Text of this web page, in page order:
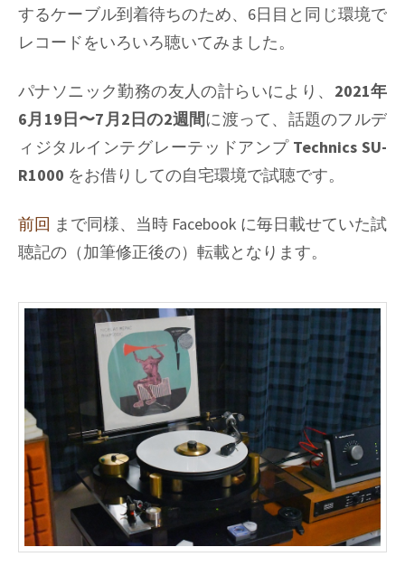
ィ
ジ
フ
ォ
ノ
コ
正
前)
するケーブル到着待ちのため、6日目と同じ環境で
レコードをいろいろ聴いてみました。
パナソニック勤務の友人の計らいにより、 2021年
6月19日〜7月2日の2週間に渡って、話題のフルデ
ィジタルインテグレーテッドアンプ Technics SU-
R1000 をお借りしての自宅環境で試聴です。
前回 まで同様、当時 Facebook に毎日載せていた試
聴記の（加筆修正後の）転載となります。